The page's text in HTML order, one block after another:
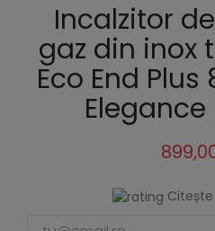
Incalzitor
gaz din inox
Eco End Plus
Elegance